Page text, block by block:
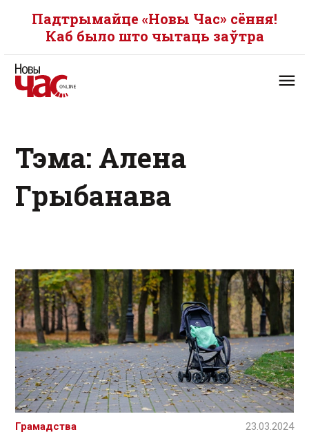
Падтрымайце «Новы Час» сёння!
Каб было што чытаць заўтра
Тэма: Алена
Грыбанава
Грамадства 23.03.2024